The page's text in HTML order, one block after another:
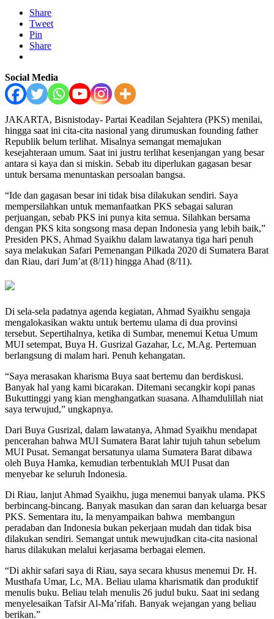
Share
Tweet
Pin
Share
Social Media
JAKARTA, Bisnistoday- Partai Keadilan Sejahtera (PKS) menilai,
hingga saat ini cita-cita nasional yang dirumuskan founding father
Republik belum terlihat. Misalnya semangat memajukan
kesejahteraan umum. Saat ini justru terlihat kesenjangan yang besar
antara si kaya dan si miskin. Sebab itu diperlukan gagasan besar
untuk bersama menuntaskan persoalan bangsa.
“Ide dan gagasan besar ini tidak bisa dilakukan sendiri. Saya
mempersilahkan untuk memanfaatkan PKS sebagai saluran
perjuangan, sebab PKS ini punya kita semua. Silahkan bersama
dengan PKS kita songsong masa depan Indonesia yang lebih baik,”
Presiden PKS, Ahmad Syaikhu dalam lawatanya tiga hari penuh
saya melakukan Safari Pemenangan Pilkada 2020 di Sumatera Barat
dan Riau, dari Jum’at (8/11) hingga Ahad (8/11).
Di sela-sela padatnya agenda kegiatan, Ahmad Syaikhu sengaja
mengalokasikan waktu untuk bertemu ulama di dua provinsi
tersebut. Sepertihalnya, ketika di Sumbar, menemui Ketua Umum
MUI setempat, Buya H. Gusrizal Gazahar, Lc, M.Ag. Pertemuan
berlangsung di malam hari. Penuh kehangatan.
“Saya merasakan kharisma Buya saat bertemu dan berdiskusi.
Banyak hal yang kami bicarakan. Ditemani secangkir kopi panas
Bukuttinggi yang kian menghangatkan suasana. Alhamdulillah niat
saya terwujud,” ungkapnya.
Dari Buya Gusrizal, dalam lawatanya, Ahmad Syaikhu mendapat
pencerahan bahwa MUI Sumatera Barat lahir tujuh tahun sebelum
MUI Pusat. Semangat bersatunya ulama Sumatera Barat dibawa
oleh Buya Hamka, kemudian terbentuklah MUI Pusat dan
menyebar ke seluruh Indonesia.
Di Riau, lanjut Ahmad Syaikhu, juga menemui banyak ulama. PKS
berbincang-bincang. Banyak masukan dan saran dan keluarga besar
PKS. Sementara itu, Ia menyampaikan bahwa membangun
peradaban dan Indonesia bukan pekerjaan mudah dan tidak bisa
dilakukan sendiri. Semangat untuk mewujudkan cita-cita nasional
harus dilakukan melalui kerjasama berbagai elemen.
“Di akhir safari saya di Riau, saya secara khusus menemui Dr. H.
Musthafa Umar, Lc, MA. Beliau ulama kharismatik dan produktif
menulis buku. Beliau telah menulis 26 judul buku. Saat ini sedang
menyelesaikan Tafsir Al-Ma’rifah. Banyak wejangan yang beliau
berikan.”